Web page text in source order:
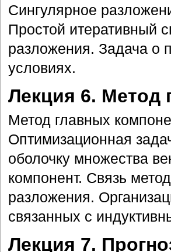
Сингулярное
Простой итеративный
разложения. Задача о
условиях.
Лекция 6. Метод
Метод главных
Оптимизационная
оболочку множества
компонент. Связь
разложения.
связанных с
Лекция 7.